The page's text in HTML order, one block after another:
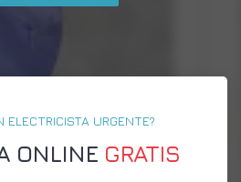
ELECTRICISTA URGENTE?
ONLINE GRATIS